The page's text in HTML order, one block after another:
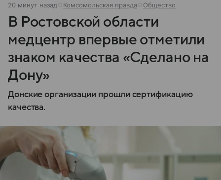
20 минут назад Комсомольская правда Общество
В Ростовской области
медцентр впервые отметили
знаком качества «Сделано на
Дону»
Донские организации прошли сертификацию
качества.